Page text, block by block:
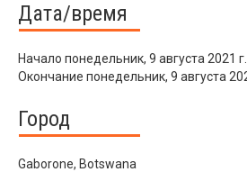
Дата/время
Начало понедельник, 9 августа 2021
Окончание понедельник, 9 августа
Город
Gaborone, Botswana